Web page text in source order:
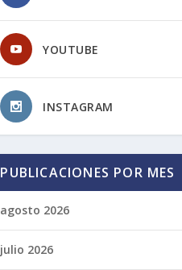
YOUTUBE
INSTAGRAM
PUBLICACIONES POR MES
agosto 2026
julio 2026